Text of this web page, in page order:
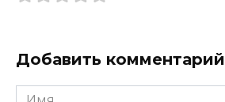
Добавить комментарий
Имя